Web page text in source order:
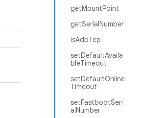
getMountPoint
getSerialNumber
isAdbTcp
setDefaultAvaila
bleTimeout
setDefaultOnline
Timeout
setFastbootSeri
alNumber